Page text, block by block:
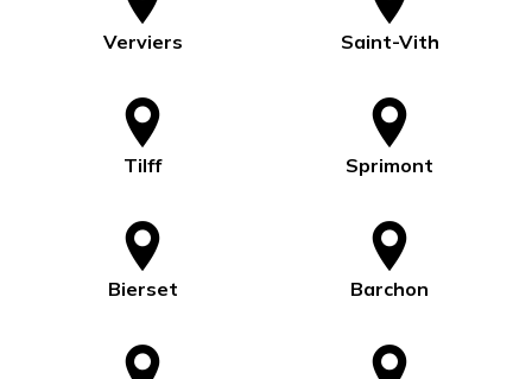
Verviers Saint-Vith
Tilff Sprimont
Bierset Barchon